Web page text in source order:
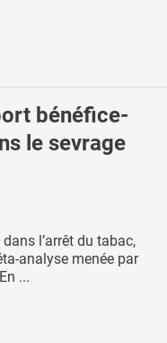
bénéfice-
le sevrage
l’arrêt du tabac,
analyse menée par
...